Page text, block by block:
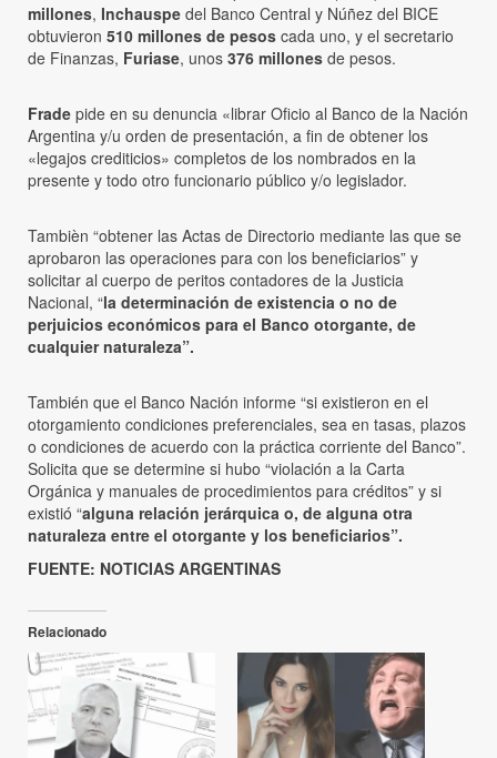
millones, Inchauspe del Banco Central y Núñez del BICE
obtuvieron 510 millones de pesos cada uno, y el secretario
de Finanzas, Furiase, unos 376 millones de pesos.
Frade pide en su denuncia «librar Oficio al Banco de la Nación
Argentina y/u orden de presentación, a fin de obtener los
«legajos crediticios» completos de los nombrados en la
presente y todo otro funcionario público y/o legislador.
Tambièn “obtener las Actas de Directorio mediante las que se
aprobaron las operaciones para con los beneficiarios” y
solicitar al cuerpo de peritos contadores de la Justicia
Nacional, “la determinación de existencia o no de
perjuicios económicos para el Banco otorgante, de
cualquier naturaleza”.
También que el Banco Nación informe “si existieron en el
otorgamiento condiciones preferenciales, sea en tasas, plazos
o condiciones de acuerdo con la práctica corriente del Banco”.
Solicita que se determine si hubo “violación a la Carta
Orgánica y manuales de procedimientos para créditos” y si
existió “alguna relación jerárquica o, de alguna otra
naturaleza entre el otorgante y los beneficiarios”.
FUENTE: NOTICIAS ARGENTINAS
Relacionado